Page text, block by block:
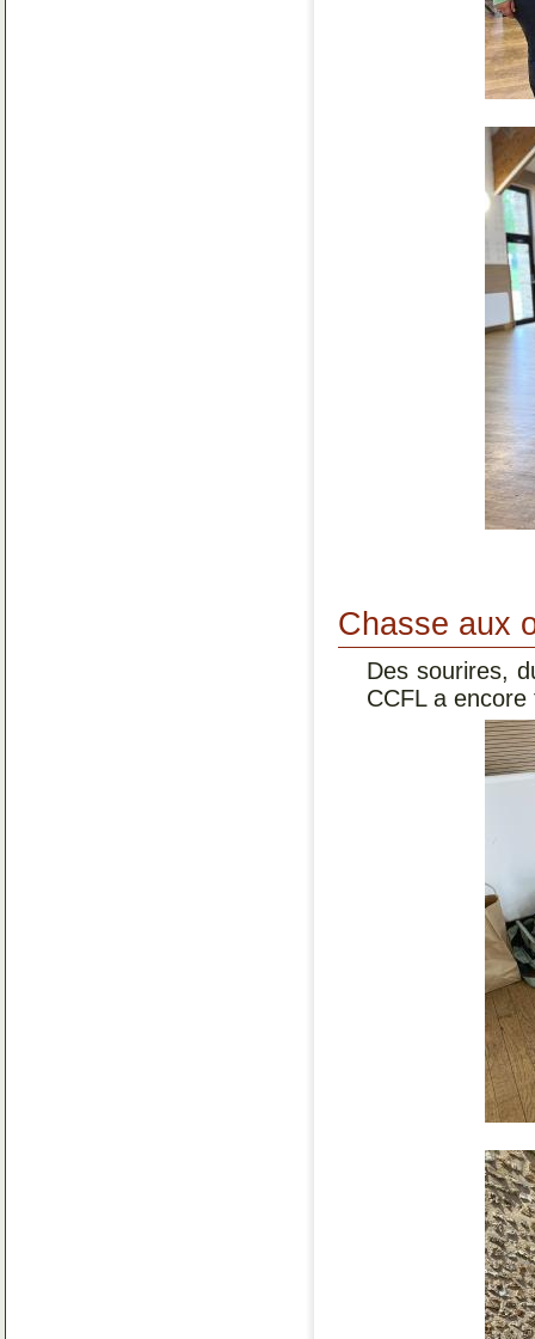
Chasse aux
Des sourires,
CCFL a